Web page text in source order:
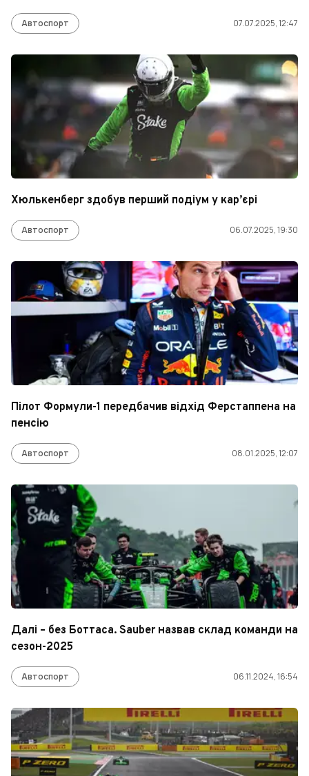
Автоспорт 07.07.2025, 12:47
Хюлькенберг здобув перший подіум у кар’єрі
Автоспорт 06.07.2025, 19:30
Пілот Формули-1 передбачив відхід Ферстаппена на
пенсію
Автоспорт 08.01.2025, 12:07
Далі – без Боттаса. Sauber назвав склад команди на
сезон-2025
Автоспорт 06.11.2024, 16:54